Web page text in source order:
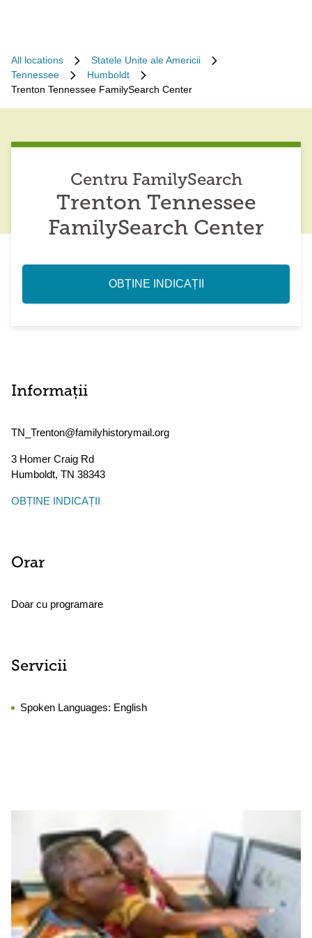
All locations
Statele Unite ale Americii
Tennessee
Humboldt
Trenton Tennessee FamilySearch Center
Centru FamilySearch
Trenton Tennessee
FamilySearch Center
OBȚINE INDICAȚII
Informații
TN_Trenton@familyhistorymail.org
3 Homer Craig Rd
Humboldt, TN 38343
OBȚINE INDICAȚII
Orar
Doar cu programare
Servicii
Spoken Languages: English